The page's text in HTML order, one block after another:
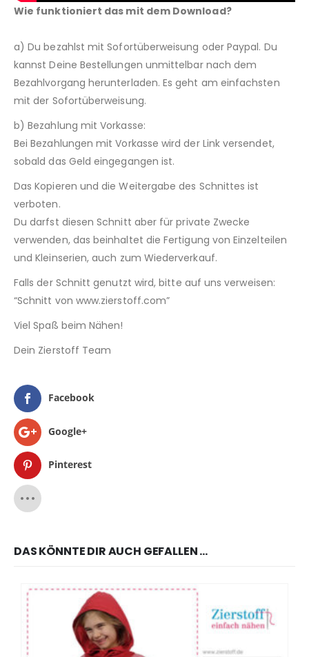
Wie funktioniert das mit dem Download?
a) Du bezahlst mit Sofortüberweisung oder Paypal. Du
kannst Deine Bestellungen unmittelbar nach dem
Bezahlvorgang herunterladen. Es geht am einfachsten
mit der Sofortüberweisung.
b) Bezahlung mit Vorkasse:
Bei Bezahlungen mit Vorkasse wird der Link versendet,
sobald das Geld eingegangen ist.
Das Kopieren und die Weitergabe des Schnittes ist
verboten.
Du darfst diesen Schnitt aber für private Zwecke
verwenden, das beinhaltet die Fertigung von Einzelteilen
und Kleinserien, auch zum Wiederverkauf.
Falls der Schnitt genutzt wird, bitte auf uns verweisen:
“Schnitt von www.zierstoff.com”
Viel Spaß beim Nähen!
Dein Zierstoff Team
Facebook
Google+
Pinterest
DAS KÖNNTE DIR AUCH GEFALLEN …